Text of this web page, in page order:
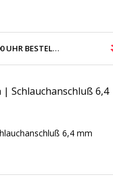
AM SELBEN TAG
Schlauchanschluß 6,4
6,4 mm